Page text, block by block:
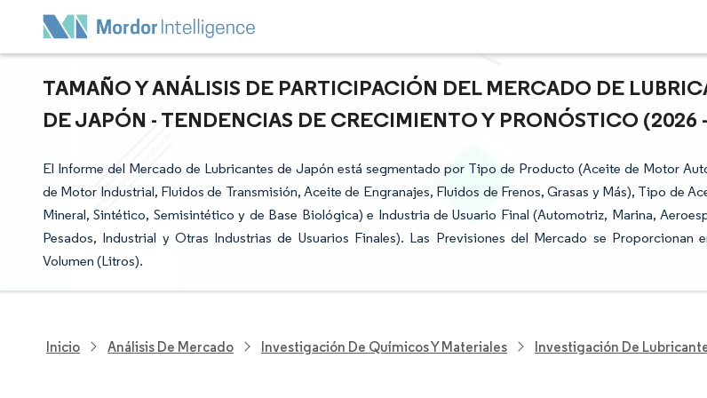
TAMAÑO Y ANÁLISIS DE PARTICIPACIÓN DEL MERCADO DE
DE JAPÓN - TENDENCIAS DE CRECIMIENTO Y PRONÓSTICO (2026
El Informe del Mercado de Lubricantes de Japón está segmentado por Tipo de Producto (Aceite de Motor
de Motor Industrial, Fluidos de Transmisión, Aceite de Engranajes, Fluidos de Frenos, Grasas y Más), Tipo de
Mineral, Sintético, Semisintético y de Base Biológica) e Industria de Usuario Final (Automotriz, Marina,
Pesados, Industrial y Otras Industrias de Usuarios Finales). Las Previsiones del Mercado se Proporcionan
Volumen (Litros).
Inicio Análisis De Mercado Investigación De Químicos Y Materiales Investigación De